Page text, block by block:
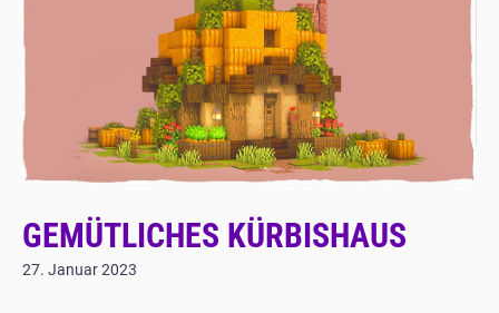
GEMÜTLICHES KÜRBISHAUS
27. Januar 2023